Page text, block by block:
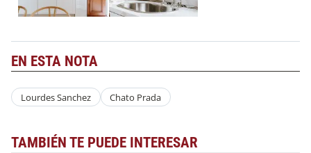
EN ESTA NOTA
Lourdes Sanchez Chato Prada
TAMBIÉN TE PUEDE INTERESAR